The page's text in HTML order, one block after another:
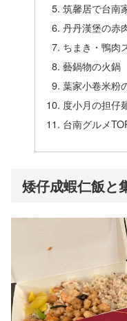
筑馨居で台南
丹丹漢堡の赤
ちまき・鴨肉
藝鍋物の火鍋
葉家小卷米粉
度小月の担仔
台南グルメ
矮仔成蝦仁飯と